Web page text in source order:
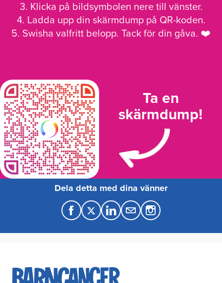
3. Klicka på bildsymbolen nere till vänster.
4. Ladda upp din skärmdump på QR-koden.
5. Swisha valfritt belopp. Tack för din gåva. ❤️
Ta en
skärmdump!
Dela detta med dina vänner
F
a
e
T
w
t
L
i
k
M
a